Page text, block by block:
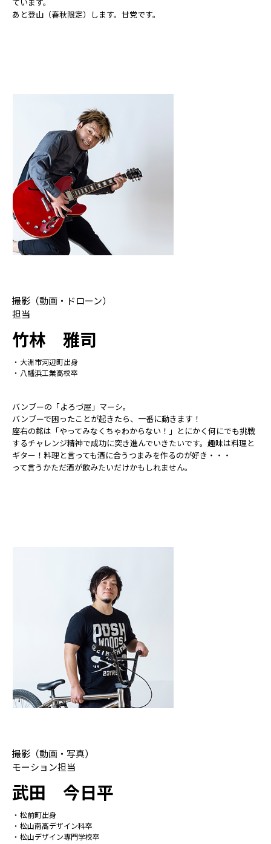
ています。
あと登山（春秋限定）します。甘党です。
撮影（動画・ドローン）
担当
竹林 雅司
大洲市河辺町出身
八幡浜工業高校卒
バンブーの「よろづ屋」マーシ。
バンブーで困ったことが起きたら、一番に動きます！
座右の銘は「やってみなくちゃわからない！」とにかく何にでも挑戦
するチャレンジ精神で成功に突き進んでいきたいです。趣味は料理と
ギター！料理と言っても酒に合うつまみを作るのが好き・・・
って言うかただ酒が飲みたいだけかもしれません。
撮影（動画・写真）
モーション担当
武田 今日平
松前町出身
松山南高デザイン科卒
松山デザイン専門学校卒